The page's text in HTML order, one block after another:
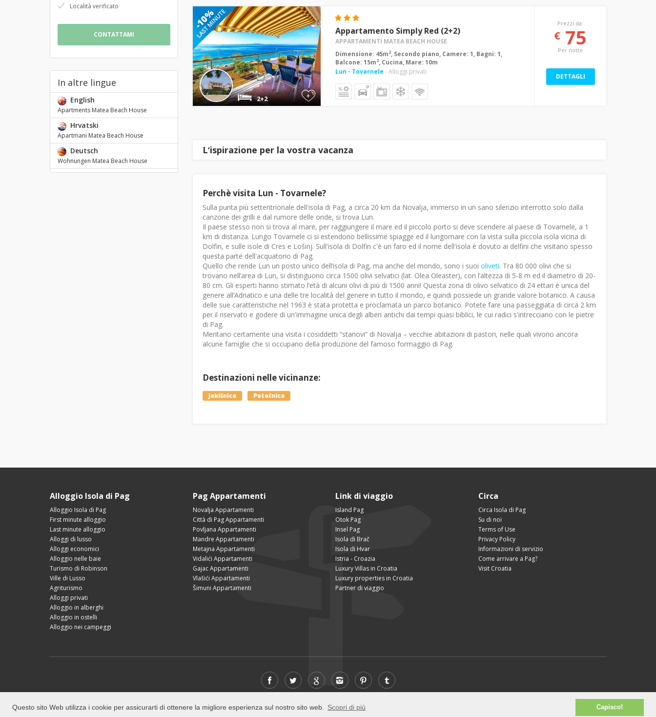
Questo sito Web utilizza i cookie per assicurarti di ottenere la migliore esperienza sul nostro sito web. Scopri di più Capisco!
Località verificato
CONTATTAMI
In altre lingue
English
Apartments Matea Beach House
Hrvatski
Apartmani Matea Beach House
Deutsch
Wohnungen Matea Beach House
+
2+2
Appartamento Simply Red (2+2)
APPARTAMENTI MATEA BEACH HOUSE
Dimensione: 45m2, Secondo piano, Camere: 1, Bagni: 1,
Balcone: 15m2, Cucina, Mare: 10m
Lun - Tovarnele - Alloggi privati
Prezzi da:
€ 75
Per notte
DETTAGLI
Lʼispirazione per la vostra vacanza
Perchè visita Lun - Tovarnele?
Sulla punta più settentrionale dell'isola di Pag, a circa 20 km da Novalja, immerso in un sano silenzio interrotto solo dalla
canzone dei grilli e dal rumore delle onde, si trova Lun.
Il paese stesso non si trova al mare, per raggiungere il mare ed il piccolo porto si deve scendere al paese di Tovarnele, a 1
km di distanza. Lungo Tovarnele ci si estendono bellissime spiagge ed il lungomare con la vista sulla piccola isola vicina di
Dolfin, e sulle isole di Cres e Lošinj. Sull'isola di Dolfin c'è un faro ed il nome dell'isola è dovuto ai delfini che visitano spesso
questa parte dell'acquatorio di Pag.
Quello che rende Lun un posto unico dell’isola di Pag, ma anche del mondo, sono i suoi oliveti. Tra 80 000 olivi che si
trovano nell’area di Lun, si distinguono circa 1500 olivi selvatici (lat. Olea Oleaster), con l’altezza di 5-8 m ed il diametro di 20-
80 cm. Gli esperti hanno stimato l’età di alcuni olivi di più di 1500 anni! Questa zona di olivo selvatico di 24 ettari è unica del
genere all’Adriatico e una delle tre località del genere in tutto il mondo, e quindi possiede un grande valore botanico. A causa
delle sue caratteristiche nel 1963 è stata protetta e proclamata un parco botanico. Potete fare una passeggiata di circa 2 km
per il riservato e godere di un'immagine unica degli alberi antichi dai tempi quasi biblici, le cui radici s'intrecciano con le pietre
di Pag.
Meritano certamente una visita i cosiddetti “stanovi” di Novalja – vecchie abitazioni di pastori, nelle quali vivono ancora
alcune famiglie che si occupano della produzione del famoso formaggio di Pag.
Destinazioni nelle vicinanze:
Jakišnica Potočnica
Alloggio Isola di Pag
Alloggio Isola di Pag
First minute alloggio
Last minute alloggio
Alloggi di lusso
Alloggi economici
Alloggio nelle baie
Turismo di Robinson
Ville di Lusso
Agriturismo
Alloggi privati
Alloggio in alberghi
Alloggio in ostelli
Alloggio nei campeggi
Pag Appartamenti
Novalja Appartamenti
Città di Pag Appartamenti
Povljana Appartamenti
Mandre Appartamenti
Metajna Appartamenti
Vidalići Appartamenti
Gajac Appartamenti
Vlašići Appartamenti
Šimuni Appartamenti
Link di viaggio
Island Pag
Otok Pag
Insel Pag
Isola di Brač
Isola di Hvar
Istria - Croazia
Luxury Villas in Croatia
Luxury properties in Croatia
Partner di viaggio
Circa
Circa Isola di Pag
Su di noi
Terms of Use
Privacy Policy
Informazioni di servizio
Come arrivare a Pag?
Visit Croatia
© 2026 Visit-Pag.com - All rights reserved